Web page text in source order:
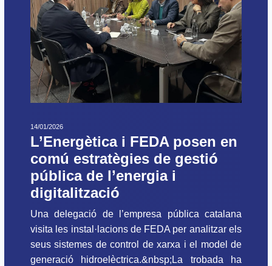
14/01/2026
L’Energètica i FEDA posen en
comú estratègies de gestió
pública de l’energia i
digitalització
Una delegació de l’empresa pública catalana
visita les instal·lacions de FEDA per analitzar els
seus sistemes de control de xarxa i el model de
generació hidroelèctrica.&nbsp;La trobada ha